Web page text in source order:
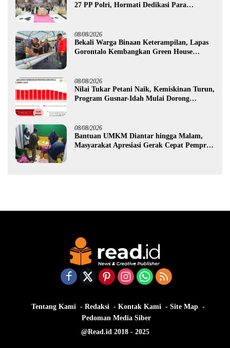
27 PP Polri, Hormati Dedikasi Para
08/08/2026
Bekali Warga Binaan Keterampilan, Lapas
Gorontalo Kembangkan Green House
08/08/2026
Nilai Tukar Petani Naik, Kemiskinan Turun,
Program Gusnar-Idah Mulai Dorong
08/08/2026
Bantuan UMKM Diantar hingga Malam,
Masyarakat Apresiasi Gerak Cepat Pemprov
Tentang Kami Redaksi Kontak Kami
Site Map
Pedoman Media Siber
@Read.id 2018 - 2025